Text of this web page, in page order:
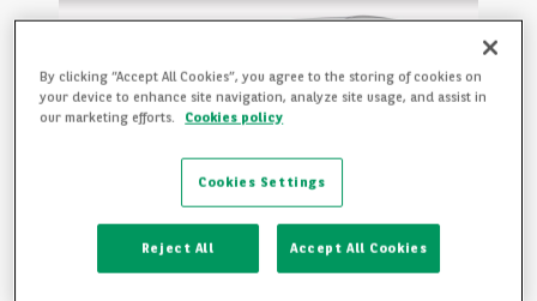
XC60
T6 350 CO.ED.REC. AWD AUT
By clicking “Accept All Cookies”, you agree to the storing of cookies on
your device to enhance site navigation, analyze site usage, and assist in
our marketing efforts.
Cookies policy
Cookies Settings
Reject All Accept All Cookies